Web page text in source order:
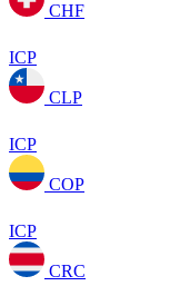
CHF
ICP
CLP
ICP
COP
ICP
CRC